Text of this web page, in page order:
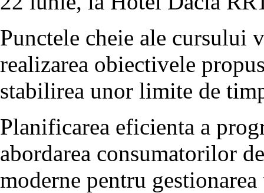
Punctele cheie ale cursului
realizarea obiectivele
stabilirea unor limite de
Planificarea eficienta a
abordarea consumatorilor
moderne pentru